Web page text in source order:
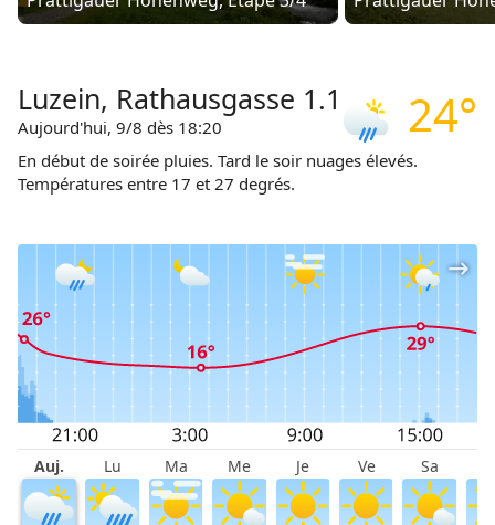
24°
Luzein, Rathausgasse 1.1
Aujourd'hui, 9/8 dès 18:20
En début de soirée pluies. Tard le soir nuages élevés.
Températures entre 17 et 27 degrés.
Auj. Lu Ma Me Je Ve Sa